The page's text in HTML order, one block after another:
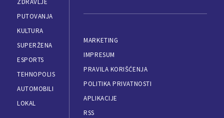
ZDRAVLJE
PUTOVANJA
KULTURA
SUPERŽENA
ESPORTS
TEHNOPOLIS
AUTOMOBILI
LOKAL
MARKETING
IMPRESUM
PRAVILA KORIŠĆENJA
POLITIKA PRIVATNOSTI
APLIKACIJE
RSS